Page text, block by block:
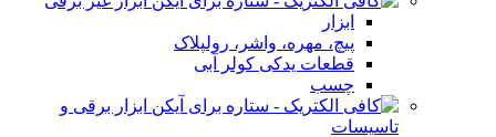
ابزار
پیچ، مهره، واشر، رولپلاک
قطعات یدکی کولر آبی
چسب
ابزار برقی و
تاسیسات